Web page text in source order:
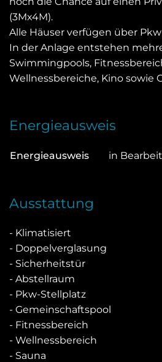
(3Mx4M).
Alle Häuser verfügen über
In der Anlage entstehen
Swimmingpools,
Wellnessbereiche, Kino sowie
Energieausweis
Energieausweis in
Ausstattung
- Klimatisiert
- Doppelverglasung
- Sicherheitstür
- Abstellraum
- Pkw-Stellplatz
- Gemeinschaftspool
- Fitnessbereich
- Wellnessbereich
- Sauna